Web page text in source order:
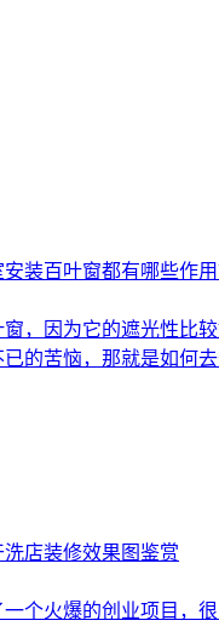
装百叶窗都有哪些作用
，因为它的遮光性比
的苦恼，那就是如何去
店装修效果图鉴赏
个火爆的创业项目，